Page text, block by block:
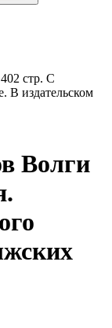
стр. С
В издательском
Волги